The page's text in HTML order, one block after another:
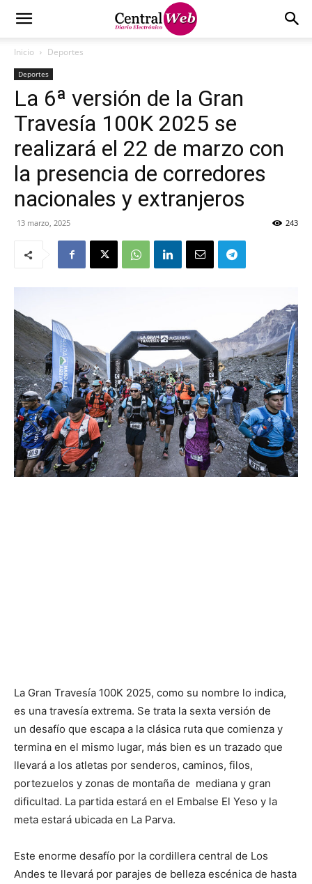
Inicio Deportes
Deportes
La 6ª versión de la Gran
Travesía 100K 2025 se
realizará el 22 de marzo con
la presencia de corredores
nacionales y extranjeros
13 marzo, 2025 243
La Gran Travesía 100K 2025, como su nombre lo indica,
es una travesía extrema. Se trata la sexta versión de
un desafío que escapa a la clásica ruta que comienza y
termina en el mismo lugar, más bien es un trazado que
llevará a los atletas por senderos, caminos, filos,
portezuelos y zonas de montaña de mediana y gran
dificultad. La partida estará en el Embalse El Yeso y la
meta estará ubicada en La Parva.
Este enorme desafío por la cordillera central de Los
Andes te llevará por parajes de belleza escénica de hasta